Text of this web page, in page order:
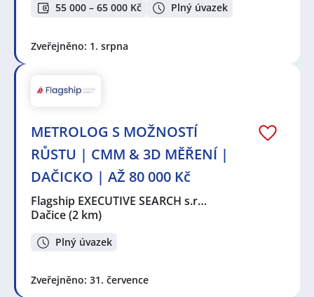
55 000 – 65 000 Kč Plný úvazek
Zveřejněno: 1. srpna
METROLOG S MOŽNOSTÍ
RŮSTU | CMM & 3D MĚŘENÍ |
DAČICKO | AŽ 80 000 Kč
Flagship EXECUTIVE SEARCH s.r…
Dačice(2 km)
Plný úvazek
Zveřejněno: 31. července